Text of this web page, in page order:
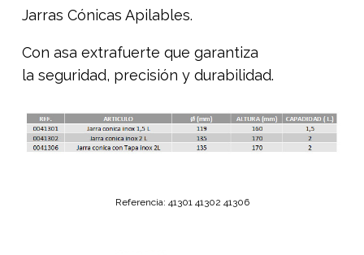
Jarras Cónicas Apilables.
Con asa extrafuerte que garantiza
la seguridad, precisión y durabilidad.
Referencia: 41301 41302 41306